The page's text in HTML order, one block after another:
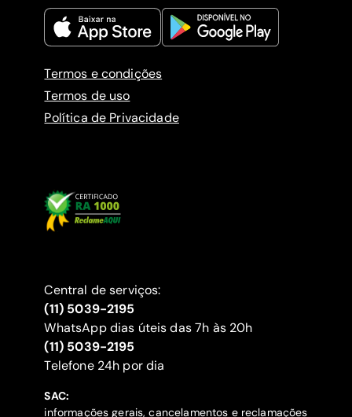
Termos e condições
Termos de uso
Política de Privacidade
Central de serviços:
(11) 5039-2195
WhatsApp dias úteis das 7h às 20h
(11) 5039-2195
‍Telefone 24h por dia
SAC:
informações gerais, cancelamentos e reclamações